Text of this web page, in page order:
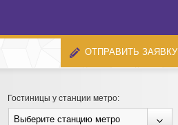
ОТПРАВИТЬ ЗАЯВКУ
Гостиницы у станции метро:
Выберите станцию метро